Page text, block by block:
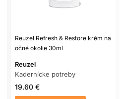
Reuzel Refresh & Restore krém na
očné okolie 30ml
Reuzel
Kadernícke potreby
19.60 €